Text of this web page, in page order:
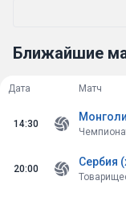
Ближайшие
Дата Матч
14:30
20:00
Сербия